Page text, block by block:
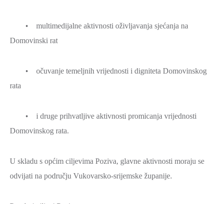
• multimedijalne aktivnosti oživljavanja sjećanja na
Domovinski rat
• očuvanje temeljnih vrijednosti i digniteta Domovinskog
rata
• i druge prihvatljive aktivnosti promicanja vrijednosti
Domovinskog rata.
U skladu s općim ciljevima Poziva, glavne aktivnosti moraju se
odvijati na području Vukovarsko-srijemske županije.